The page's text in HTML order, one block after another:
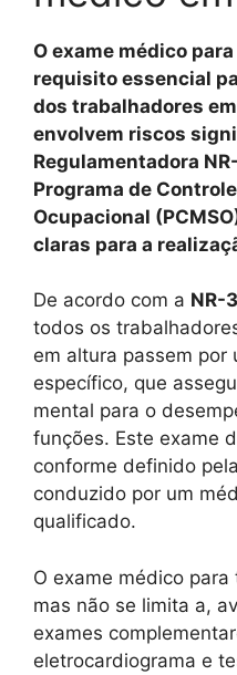
O exame médico
requisito essencial
dos trabalhadores
envolvem riscos
Regulamentadora
Programa de
Ocupacional
claras para a
De acordo com a NR-
todos os
em altura passem por
específico, que
mental para o
funções. Este exame
conforme definido
conduzido por um
qualificado.
O exame médico
mas não se limita a,
exames
eletrocardiograma e